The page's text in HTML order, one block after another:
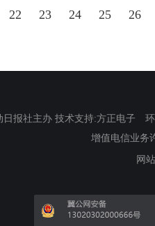
22 23 24 25 26
报社主办 技术支持:方正电子
增值电信业务
网